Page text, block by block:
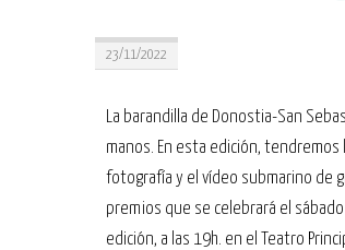
23/11/2022
La barandilla de Donostia-San
manos. En esta edición,
fotografía y el vídeo submarino de
premios que se celebrará el
edición, a las 19h. en el Teatro